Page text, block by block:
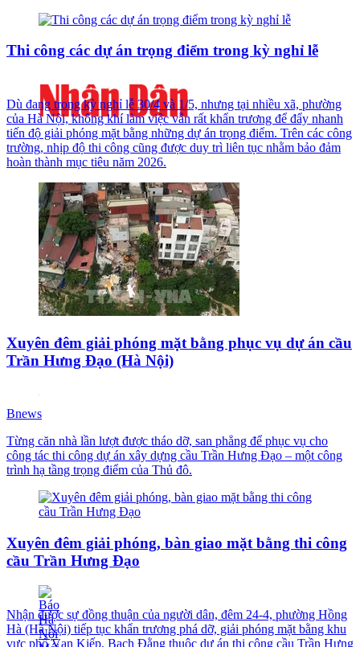
Thi công các dự án trọng điểm trong kỳ nghỉ lễ
Dù đang trong kỳ nghỉ lễ 30/4 và 1/5, nhưng tại nhiều xã, phường
của Hà Nội, không khí làm việc vẫn rất khẩn trương để đẩy nhanh
tiến độ giải phóng mặt bằng những dự án trọng điểm. Trên các công
trường, nhịp độ thi công cũng được duy trì liên tục nhằm bảo đảm
hoàn thành mục tiêu năm 2026.
Xuyên đêm giải phóng mặt bằng phục vụ dự án cầu
Trần Hưng Đạo (Hà Nội)
Bnews
Từng căn nhà lần lượt được tháo dỡ, san phẳng để phục vụ cho
công tác thi công dự án xây dựng cầu Trần Hưng Đạo – một công
trình hạ tầng trọng điểm của Thủ đô.
Xuyên đêm giải phóng, bàn giao mặt bằng thi công
cầu Trần Hưng Đạo
Nhận được sự đồng thuận của người dân, đêm 24-4, phường Hồng
Hà (Hà Nội) tiếp tục khẩn trương phá dỡ, giải phóng mặt bằng khu
vực phố Vạn Kiếp, Bạch Đằng thuộc dự án thi công cầu Trần Hưng